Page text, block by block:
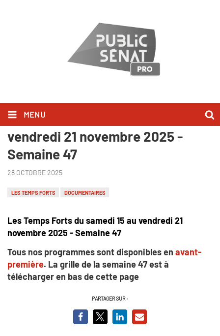
MENU
Les Temps Forts du samedi 15 au
vendredi 21 novembre 2025 -
Semaine 47
28 OCTOBRE 2025
LES TEMPS FORTS DOCUMENTAIRES
Les Temps Forts du samedi 15 au vendredi 21
novembre 2025 - Semaine 47
Tous nos programmes sont disponibles en avant-
première. La grille de la semaine 47 est à
télécharger en bas de cette page
PARTAGER SUR :